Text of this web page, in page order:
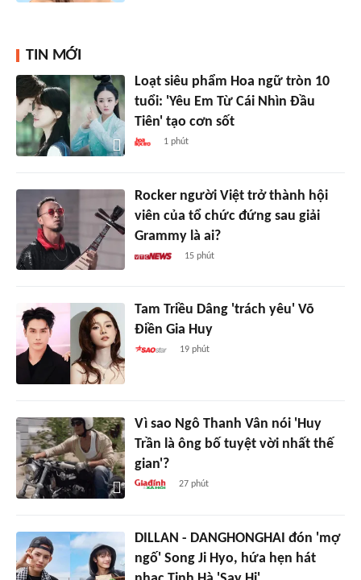
TIN MỚI
Loạt siêu phẩm Hoa ngữ tròn 10
tuổi: 'Yêu Em Từ Cái Nhìn Đầu
Tiên' tạo cơn sốt
1 phút
Rocker người Việt trở thành hội
viên của tổ chức đứng sau giải
Grammy là ai?
15 phút
Tam Triều Dâng 'trách yêu' Võ
Điền Gia Huy
19 phút
Vì sao Ngô Thanh Vân nói 'Huy
Trần là ông bố tuyệt vời nhất thế
gian'?
27 phút
DILLAN - DANGHONGHAI đón 'mợ
ngố' Song Ji Hyo, hứa hẹn hát